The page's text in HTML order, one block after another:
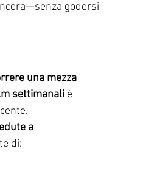
godersi
una mezza
settimanali è
a
di: